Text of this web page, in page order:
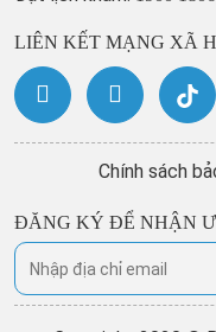
LIÊN KẾT MẠNG XÃ
Chính sách
ĐĂNG KÝ ĐỂ NHẬN